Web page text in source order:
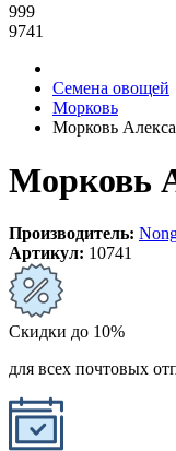
999
9741
Семена овощей
Морковь
Морковь
Морковь
Производитель:
Артикул: 10741
Скидки до 10%
для всех почтовых